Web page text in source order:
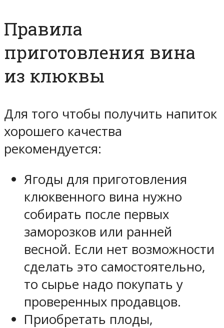
Правила
приготовления вина
из клюквы
Для того чтобы получить напиток
хорошего качества
рекомендуется:
Ягоды для приготовления
клюквенного вина нужно
собирать после первых
заморозков или ранней
весной. Если нет возможности
сделать это самостоятельно,
то сырье надо покупать у
проверенных продавцов.
Приобретать плоды,